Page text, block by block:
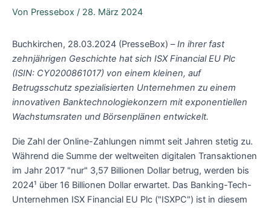
Von Pressebox / 28. März 2024
Buchkirchen, 28.03.2024 (PresseBox) –In ihrer fast
zehnjährigen Geschichte hat sich ISX Financial EU Plc
(ISIN: CY0200861017) von einem kleinen, auf
Betrugsschutz spezialisierten Unternehmen zu einem
innovativen Banktechnologiekonzern mit exponentiellen
Wachstumsraten und Börsenplänen entwickelt.
Die Zahl der Online-Zahlungen nimmt seit Jahren stetig zu.
Während die Summe der weltweiten digitalen Transaktionen
im Jahr 2017 "nur" 3,57 Billionen Dollar betrug, werden bis
2024¹ über 16 Billionen Dollar erwartet. Das Banking-Tech-
Unternehmen ISX Financial EU Plc ("ISXPC") ist in diesem